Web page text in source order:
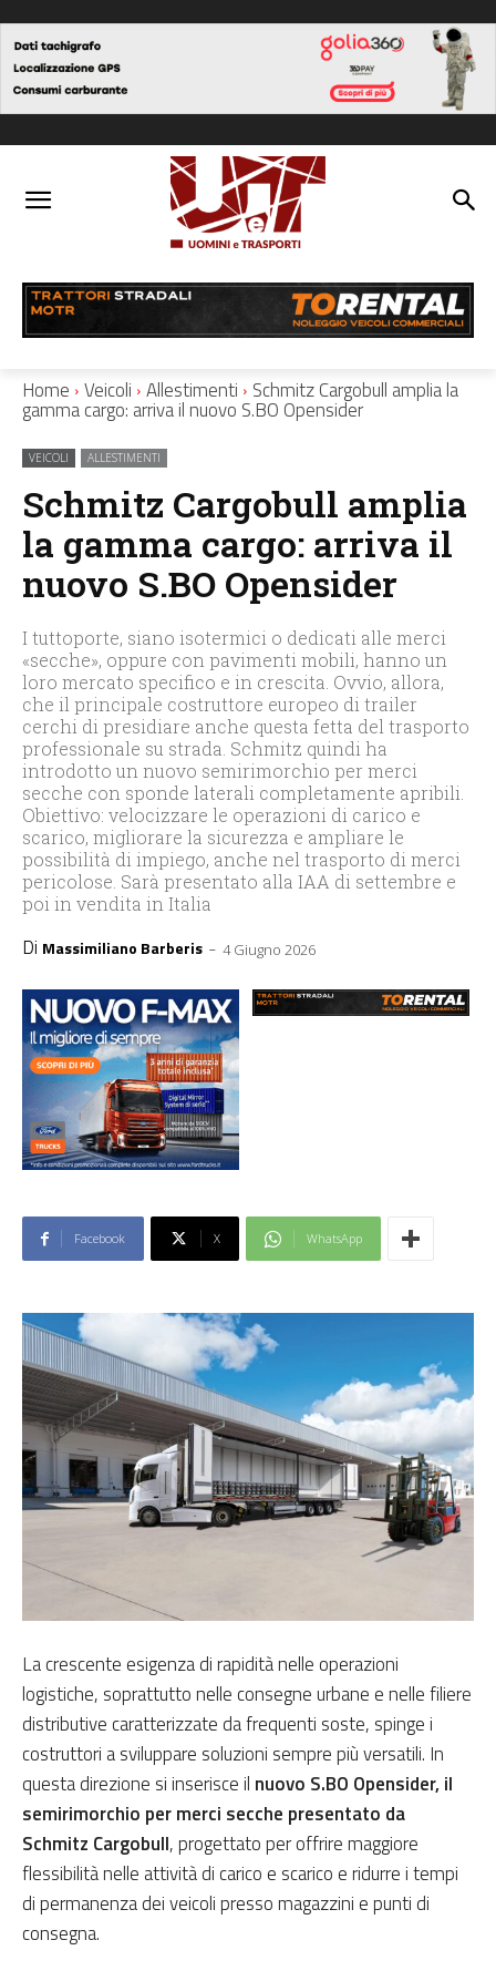
Home Veicoli Allestimenti Schmitz Cargobull amplia la
gamma cargo: arriva il nuovo S.BO Opensider
VEICOLI ALLESTIMENTI
Schmitz Cargobull amplia
la gamma cargo: arriva il
nuovo S.BO Opensider
I tuttoporte, siano isotermici o dedicati alle merci
«secche», oppure con pavimenti mobili, hanno un
loro mercato specifico e in crescita. Ovvio, allora,
che il principale costruttore europeo di trailer
cerchi di presidiare anche questa fetta del trasporto
professionale su strada. Schmitz quindi ha
introdotto un nuovo semirimorchio per merci
secche con sponde laterali completamente apribili.
Obiettivo: velocizzare le operazioni di carico e
scarico, migliorare la sicurezza e ampliare le
possibilità di impiego, anche nel trasporto di merci
pericolose. Sarà presentato alla IAA di settembre e
poi in vendita in Italia
Di Massimiliano Barberis - 4 Giugno 2026
Facebook X WhatsApp
La crescente esigenza di rapidità nelle operazioni
logistiche, soprattutto nelle consegne urbane e nelle filiere
distributive caratterizzate da frequenti soste, spinge i
costruttori a sviluppare soluzioni sempre più versatili. In
questa direzione si inserisce il nuovo S.BO Opensider, il
semirimorchio per merci secche presentato da
Schmitz Cargobull, progettato per offrire maggiore
flessibilità nelle attività di carico e scarico e ridurre i tempi
di permanenza dei veicoli presso magazzini e punti di
consegna.